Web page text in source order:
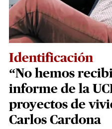
Identificación
“No hemos
informe de la
proyectos de
Carlos Cardona